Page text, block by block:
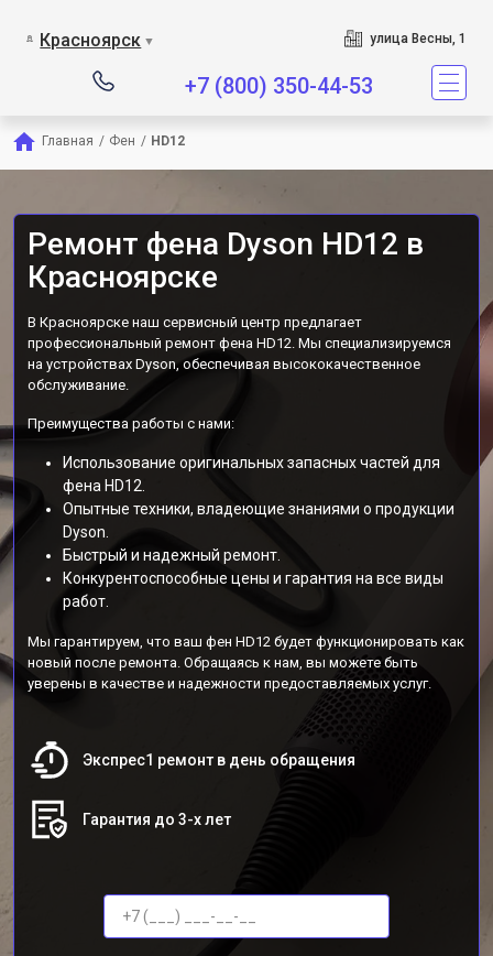
Красноярск ▼ улица Весны, 1
+7 (800) 350-44-53
Главная / Фен / HD12
Ремонт фена Dyson HD12 в
Красноярске
В Красноярске наш сервисный центр предлагает
профессиональный ремонт фена HD12. Мы специализируемся
на устройствах Dyson, обеспечивая высококачественное
обслуживание.
Преимущества работы с нами:
Использование оригинальных запасных частей для
фена HD12.
Опытные техники, владеющие знаниями о продукции
Dyson.
Быстрый и надежный ремонт.
Конкурентоспособные цены и гарантия на все виды
работ.
Мы гарантируем, что ваш фен HD12 будет функционировать как
новый после ремонта. Обращаясь к нам, вы можете быть
уверены в качестве и надежности предоставляемых услуг.
Экспрес1 ремонт в день обращения
Гарантия до 3-х лет